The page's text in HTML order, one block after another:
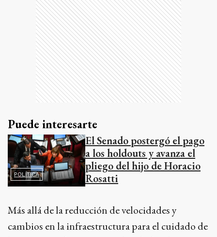
Ads
Puede interesarte
El Senado postergó el pago
a los holdouts y avanza el
pliego del hijo de Horacio
Más allá de la reducción de velocidades y